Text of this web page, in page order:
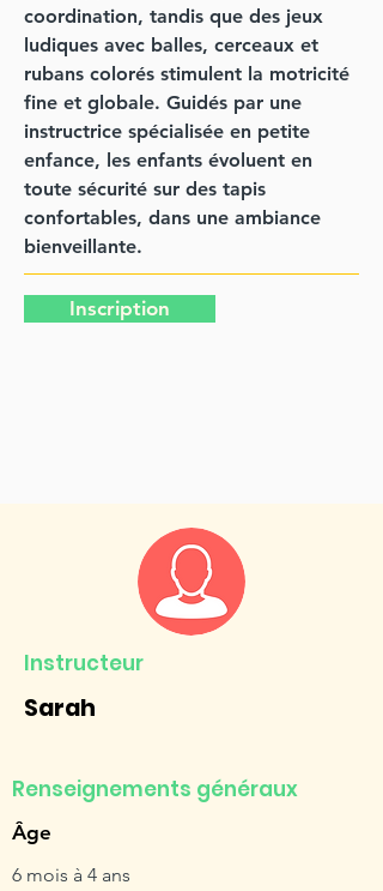
coordination, tandis que des jeux
ludiques avec balles, cerceaux et
rubans colorés stimulent la motricité
fine et globale. Guidés par une
instructrice spécialisée en petite
enfance, les enfants évoluent en
toute sécurité sur des tapis
confortables, dans une ambiance
bienveillante.
Inscription
Instructeur
Sarah
Renseignements généraux
Âge
6 mois à 4 ans